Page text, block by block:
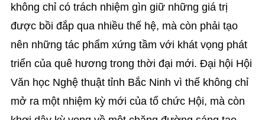
không chỉ có trách nhiệm gìn giữ những giá trị
được bồi đắp qua nhiều thế hệ, mà còn phải tạo
nên những tác phẩm xứng tầm với khát vọng phát
triển của quê hương trong thời đại mới. Đại hội Hội
Văn học Nghệ thuật tỉnh Bắc Ninh vì thế không chỉ
mở ra một nhiệm kỳ mới của tổ chức Hội, mà còn